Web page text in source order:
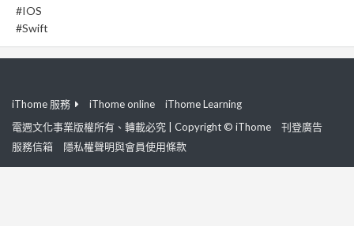
#IOS
#Swift
iThome 服務 iThome online
iThome Learning
電週文化事業版權所有、轉載必究 | Copyright © iThome
刊登廣告
服務信箱
隱私權聲明與會員使用條款